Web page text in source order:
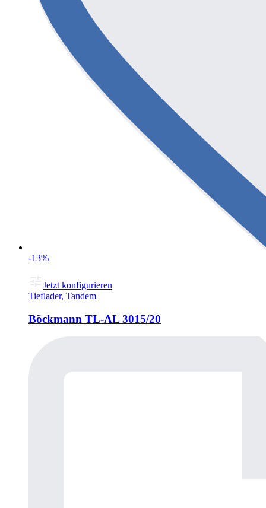
-13%
Jetzt konfigurieren
Tieflader, Tandem
Böckmann TL-AL 3015/20